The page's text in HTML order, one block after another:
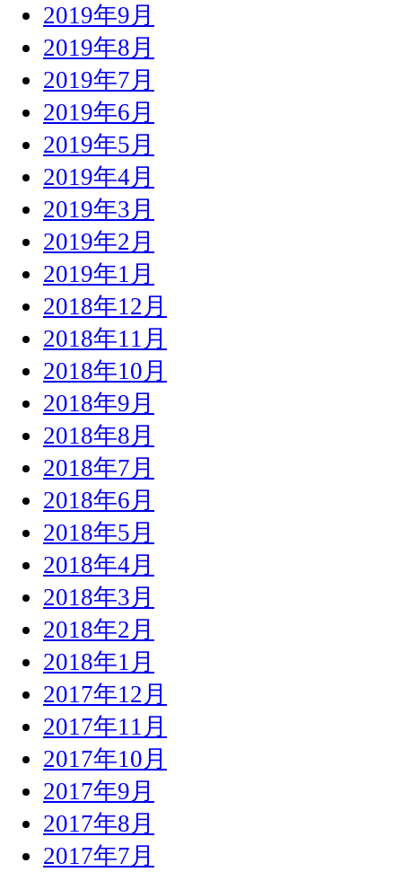
2019年9月
2019年8月
2019年7月
2019年6月
2019年5月
2019年4月
2019年3月
2019年2月
2019年1月
2018年12月
2018年11月
2018年10月
2018年9月
2018年8月
2018年7月
2018年6月
2018年5月
2018年4月
2018年3月
2018年2月
2018年1月
2017年12月
2017年11月
2017年10月
2017年9月
2017年8月
2017年7月